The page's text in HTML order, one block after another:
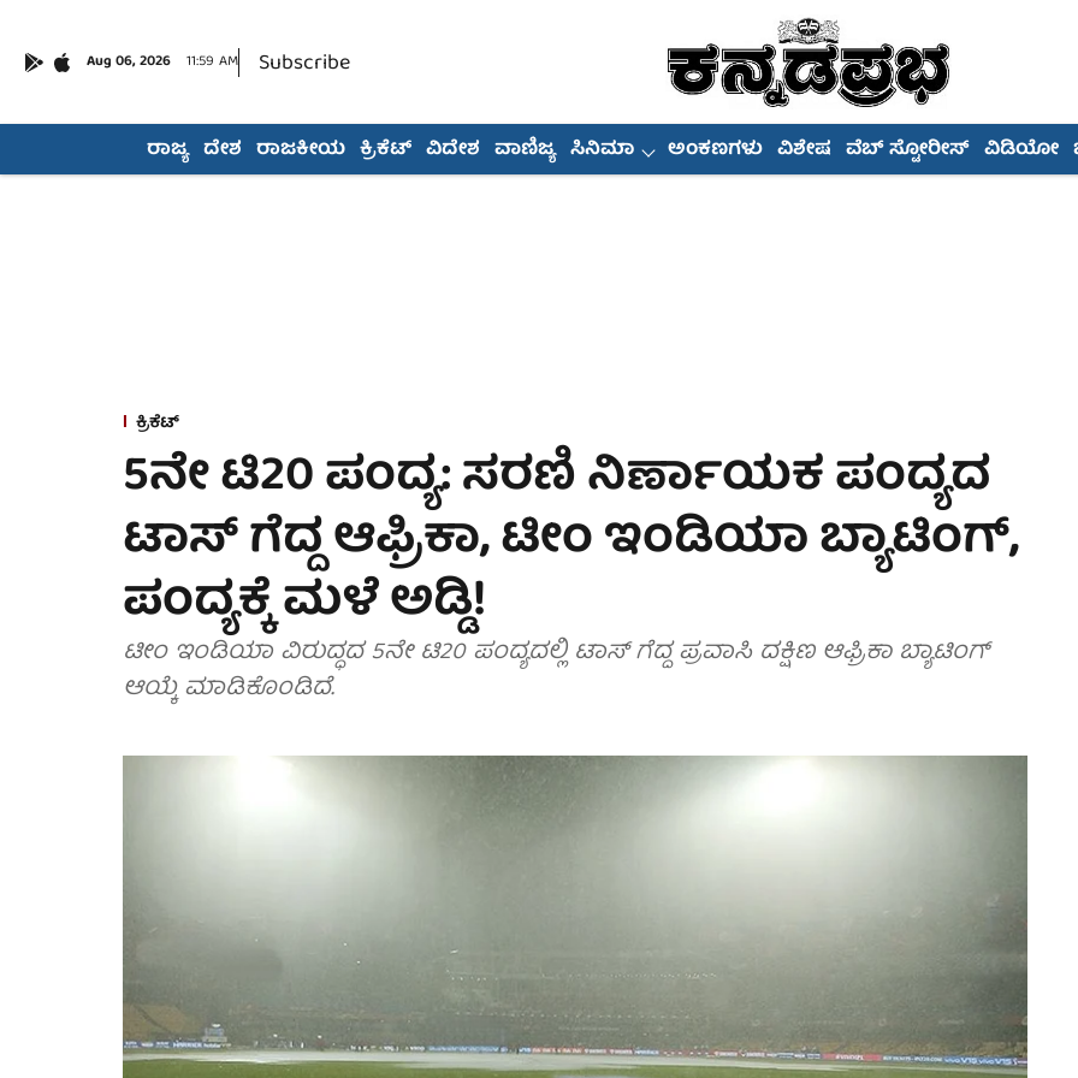
Aug 06, 2026 11:59 AM Subscribe
ರಾಜ್ಯ ದೇಶ ರಾಜಕೀಯ ಕ್ರಿಕೆಟ್ ವಿದೇಶ ವಾಣಿಜ್ಯ ಸಿನಿಮಾ ಅಂಕಣಗಳು ವಿಶೇಷ ವೆಬ್ ಸ್ಟೋರೀಸ್ ವಿಡಿಯೋ
ಕ್ರಿಕೆಟ್
5ನೇ ಟಿ20 ಪಂದ್ಯ: ಸರಣಿ ನಿರ್ಣಾಯಕ ಪಂದ್ಯದ
ಟಾಸ್ ಗೆದ್ದ ಆಫ್ರಿಕಾ, ಟೀಂ ಇಂಡಿಯಾ ಬ್ಯಾಟಿಂಗ್,
ಪಂದ್ಯಕ್ಕೆ ಮಳೆ ಅಡ್ಡಿ!
ಟೀಂ ಇಂಡಿಯಾ ವಿರುದ್ಧದ 5ನೇ ಟಿ20 ಪಂದ್ಯದಲ್ಲಿ ಟಾಸ್ ಗೆದ್ದ ಪ್ರವಾಸಿ ದಕ್ಷಿಣ ಆಫ್ರಿಕಾ ಬ್ಯಾಟಿಂಗ್
ಆಯ್ಕೆ ಮಾಡಿಕೊಂಡಿದೆ.